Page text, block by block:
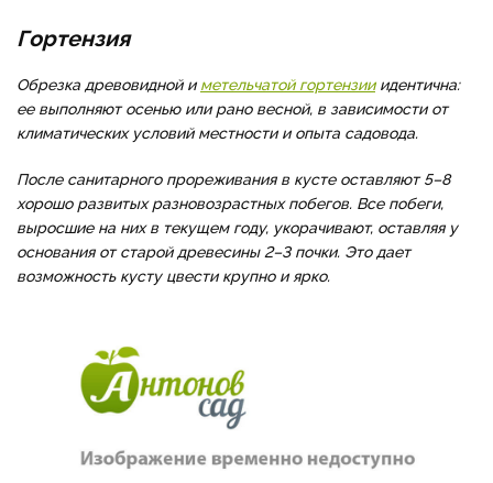
Гортензия
Обрезка древовидной и метельчатой гортензииидентична:
ее выполняют осенью или рано весной, в зависимости от
климатических условий местности и опыта садовода.
После санитарного прореживания в кусте оставляют 5–8
хорошо развитых разновозрастных побегов. Все побеги,
выросшие на них в текущем году, укорачивают, оставляя у
основания от старой древесины 2–3 почки. Это дает
возможность кусту цвести крупно и ярко.